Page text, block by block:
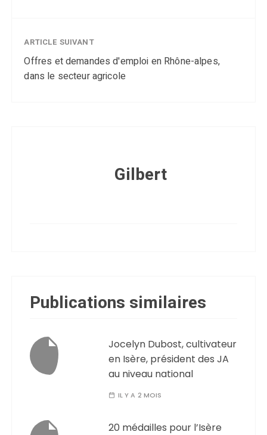
ARTICLE SUIVANT
Offres et demandes d'emploi en Rhône-alpes,
dans le secteur agricole
Gilbert
Publications similaires
Jocelyn Dubost, cultivateur
en Isère, président des JA
au niveau national
IL Y A 2 MOIS
20 médailles pour l’Isère